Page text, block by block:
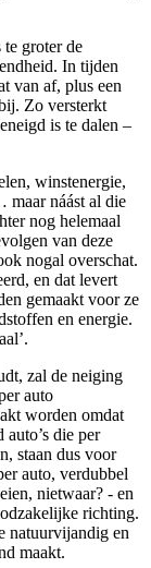
groter de
In tijden
van af, plus een
Zo versterkt
is te dalen –
winstenergie,
maar náást al die
nog helemaal
van deze
nogal overschat.
en dat levert
gemaakt voor ze
en energie.
zal de neiging
auto
worden omdat
die per
staan dus voor
auto, verdubbel
nietwaar? - en
richting.
natuurvijandig en
maakt.